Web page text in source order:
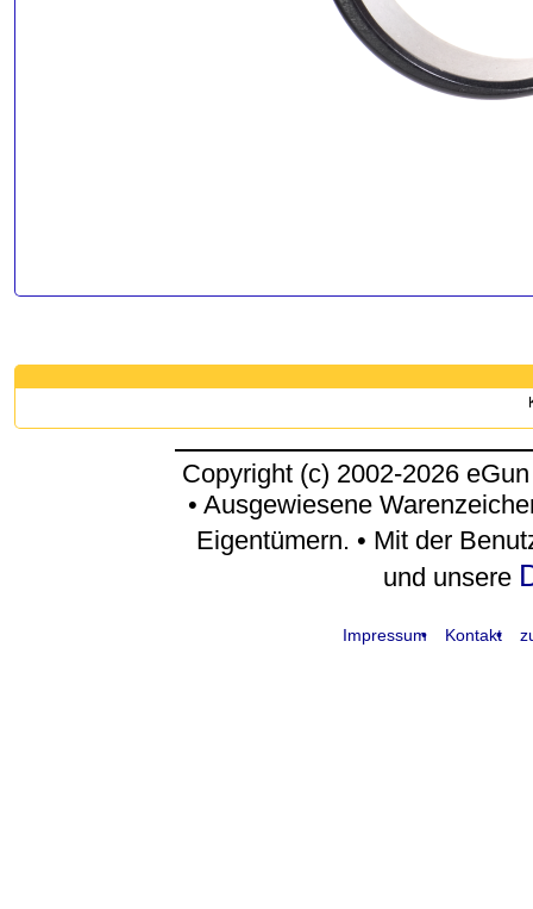
Copyright (c) 2002-2026
• Ausgewiesene
Eigentümern. • Mit der
und unsere
Impressum Kontakt